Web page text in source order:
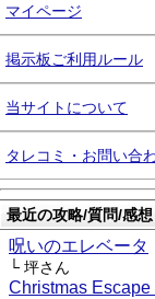
マイページ
掲示板ご利用ルール
当サイトについて
タレコミ・お問い合
最近の攻略/質問/感想
呪いのエレベータ
└ 坪さん
Christmas Escape